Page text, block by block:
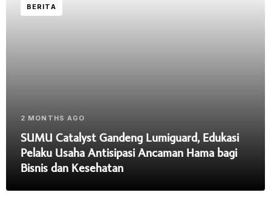
BERITA
2 MONTHS AGO
SUMU Catalyst Gandeng Lumiguard, Edukasi
Pelaku Usaha Antisipasi Ancaman Hama bagi
Bisnis dan Kesehatan